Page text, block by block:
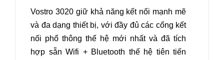
Vostro 3020 giữ khả năng kết nối mạnh mẽ
và đa dạng thiết bị, với đầy đủ các cổng kết
nối phổ thông thế hệ mới nhất và đã tích
hợp sẵn Wifi + Bluetooth thế hệ tiên tiến